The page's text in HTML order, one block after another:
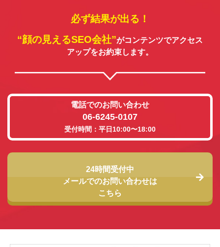
必ず結果が出る！
“顔の見えるSEO会社”がコンテンツでアクセス
アップをお約束します。
電話でのお問い合わせ
06-6245-0107
受付時間：平日10:00〜18:00
24時間受付中
メールでのお問い合わせは
こちら